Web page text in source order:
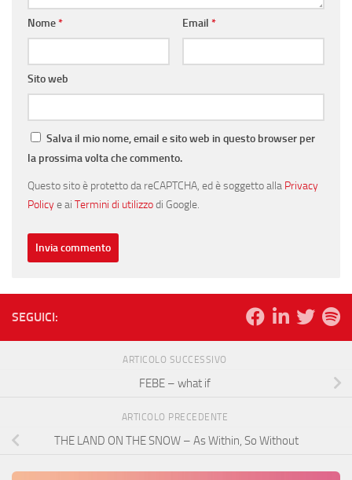
Nome* Email *
Sito web
Salva il mio nome, email e sito web in questo browser per
la prossima volta che commento.
Questo sito è protetto da reCAPTCHA, ed è soggetto alla Privacy
Policye ai Termini di utilizzodi Google.
SEGUICI:
ARTICOLO SUCCESSIVO
FEBE – what if
ARTICOLO PRECEDENTE
THE LAND ON THE SNOW – As Within, So Without